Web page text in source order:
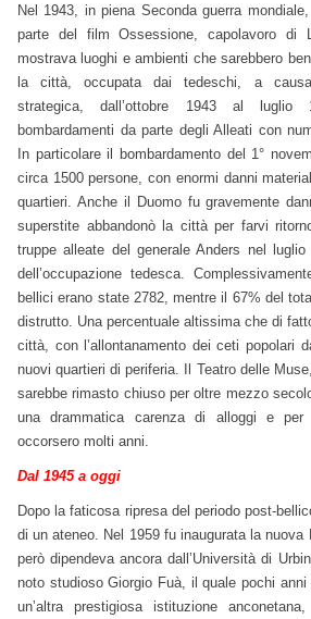
Nel 1943, in piena Seconda guerra
parte del film Ossessione, capolavoro di
mostrava luoghi e ambienti che sarebbero
la città, occupata dai tedeschi, a
strategica, dall’ottobre 1943 al
bombardamenti da parte degli Alleati con
In particolare il bombardamento del 1°
circa 1500 persone, con enormi danni
quartieri. Anche il Duomo fu gravemente
superstite abbandonò la città per farvi
truppe alleate del generale Anders nel
dell’occupazione tedesca.
bellici erano state 2782, mentre il 67% del
distrutto. Una percentuale altissima che di
città, con l’allontanamento dei ceti popolari
nuovi quartieri di periferia. Il Teatro delle
sarebbe rimasto chiuso per oltre mezzo
una drammatica carenza di alloggi e
occorsero molti anni.
Dal 1945 a oggi
Dopo la faticosa ripresa del periodo post-
di un ateneo. Nel 1959 fu inaugurata la
però dipendeva ancora dall’Università di
noto studioso Giorgio Fuà, il quale pochi
un’altra prestigiosa istituzione